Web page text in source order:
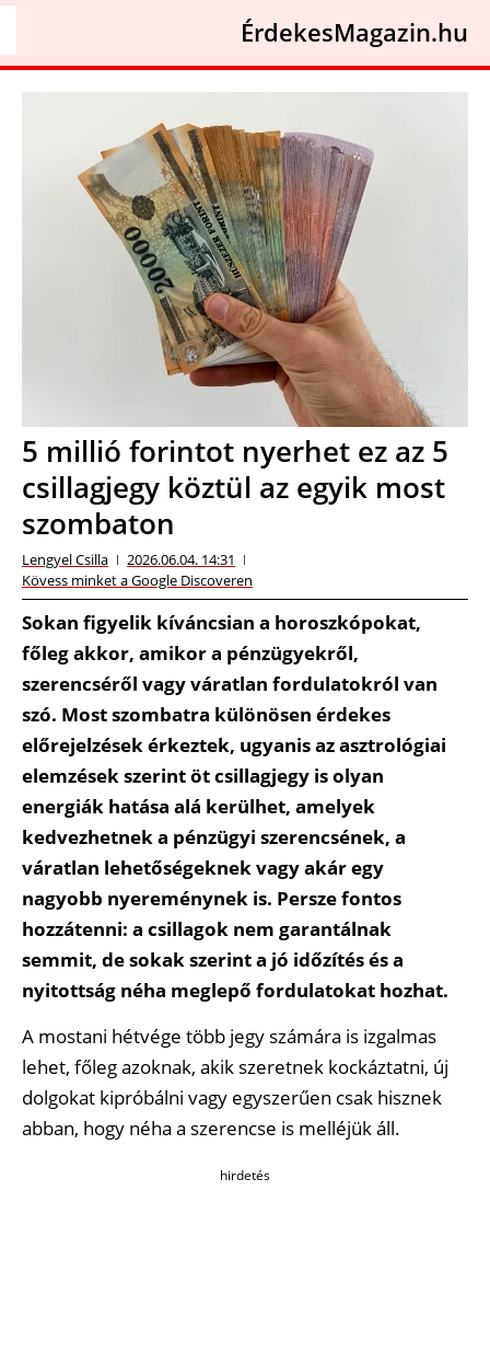
ÉrdekesMagazin.hu
5 millió forintot nyerhet ez az 5
csillagjegy köztül az egyik most
szombaton
Lengyel Csilla
2026.06.04. 14:31
Kövess minket a Google Discoveren
Sokan figyelik kíváncsian a horoszkópokat,
főleg akkor, amikor a pénzügyekről,
szerencséről vagy váratlan fordulatokról van
szó. Most szombatra különösen érdekes
előrejelzések érkeztek, ugyanis az asztrológiai
elemzések szerint öt csillagjegy is olyan
energiák hatása alá kerülhet, amelyek
kedvezhetnek a pénzügyi szerencsének, a
váratlan lehetőségeknek vagy akár egy
nagyobb nyereménynek is. Persze fontos
hozzátenni: a csillagok nem garantálnak
semmit, de sokak szerint a jó időzítés és a
nyitottság néha meglepő fordulatokat hozhat.
A mostani hétvége több jegy számára is izgalmas
lehet, főleg azoknak, akik szeretnek kockáztatni, új
dolgokat kipróbálni vagy egyszerűen csak hisznek
abban, hogy néha a szerencse is melléjük áll.
hirdetés